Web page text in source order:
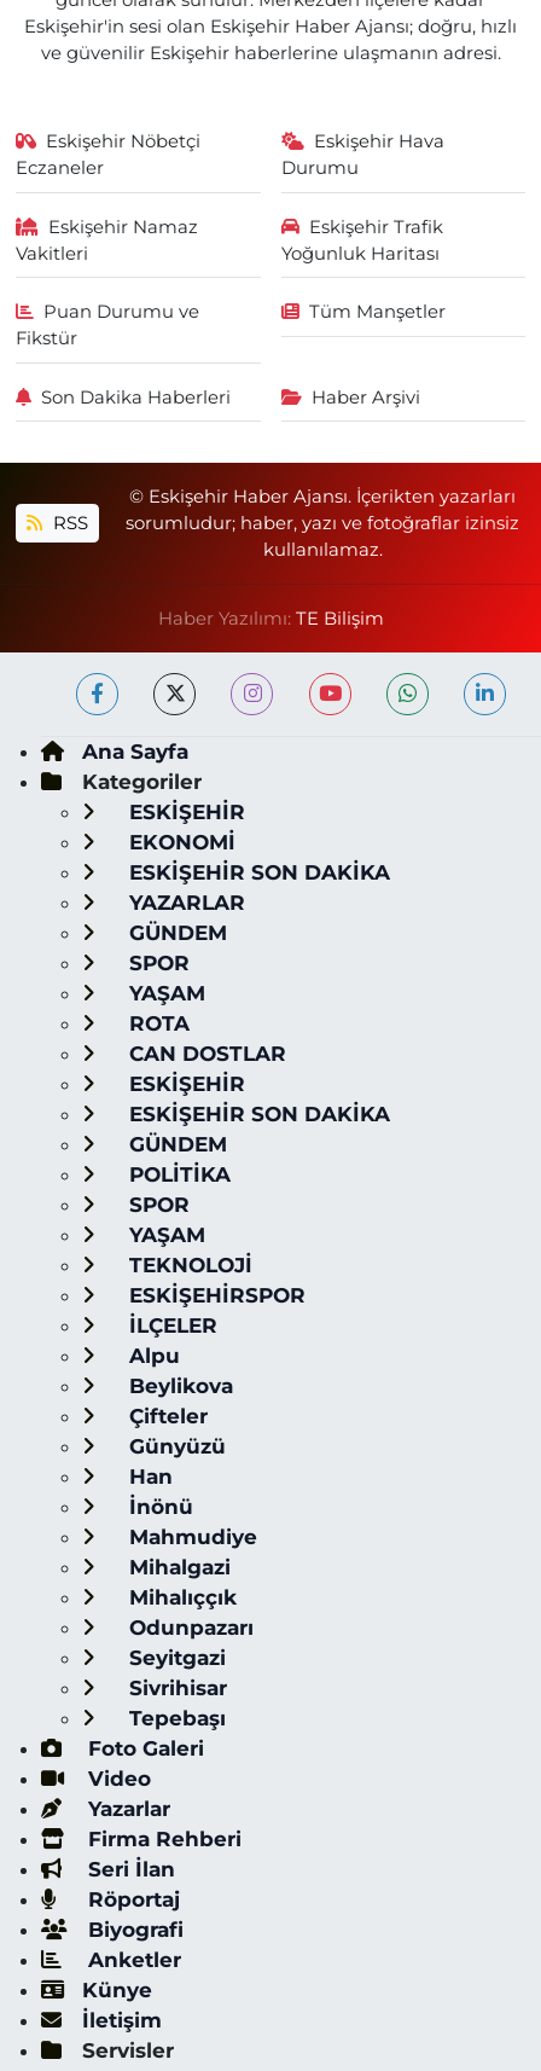
Eskişehir'in sesi olan Eskişehir Haber Ajansı; doğru, hızlı
ve güvenilir Eskişehir haberlerine ulaşmanın adresi.
Eskişehir Nöbetçi
Eczaneler
Eskişehir Hava
Durumu
Eskişehir Namaz
Vakitleri
Eskişehir Trafik
Yoğunluk Haritası
Puan Durumu ve
Fikstür
Tüm Manşetler
Son Dakika Haberleri Haber Arşivi
RSS
© Eskişehir Haber Ajansı. İçerikten yazarları
sorumludur; haber, yazı ve fotoğraflar izinsiz
kullanılamaz.
Haber Yazılımı: TE Bilişim
Ana Sayfa
Kategoriler
ESKİŞEHİR
EKONOMİ
ESKİŞEHİR SON DAKİKA
YAZARLAR
GÜNDEM
SPOR
YAŞAM
ROTA
CAN DOSTLAR
ESKİŞEHİR
ESKİŞEHİR SON DAKİKA
GÜNDEM
POLİTİKA
SPOR
YAŞAM
TEKNOLOJİ
ESKİŞEHİRSPOR
İLÇELER
Alpu
Beylikova
Çifteler
Günyüzü
Han
İnönü
Mahmudiye
Mihalgazi
Mihalıççık
Odunpazarı
Seyitgazi
Sivrihisar
Tepebaşı
Foto Galeri
Video
Yazarlar
Firma Rehberi
Seri İlan
Röportaj
Biyografi
Anketler
Künye
İletişim
Servisler